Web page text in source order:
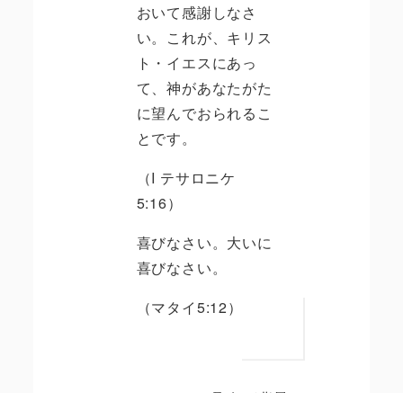
おいて感謝しなさ
い。これが、キリス
ト・イエスにあっ
て、神があなたがた
に望んでおられるこ
とです。
（I テサロニケ
5:16）
喜びなさい。大いに
喜びなさい。
（マタイ5:12）